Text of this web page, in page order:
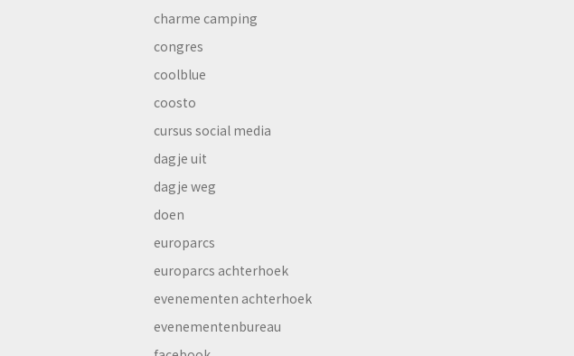
charme camping
congres
coolblue
coosto
cursus social media
dagje uit
dagje weg
doen
europarcs
europarcs achterhoek
evenementen achterhoek
evenementenbureau